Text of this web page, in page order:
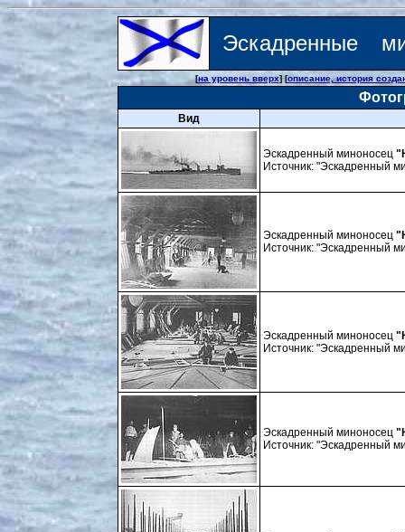
Эскадренные
[на уровень вверх] [описание, история
Вид
Эскадренный миноносец
Источник: "Эскадренный
Эскадренный миноносец
Источник: "Эскадренный
Эскадренный миноносец
Источник: "Эскадренный
Эскадренный миноносец
Источник: "Эскадренный